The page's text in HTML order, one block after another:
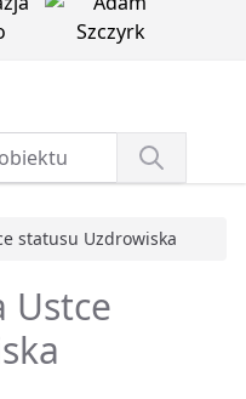
statusu Uzdrowiska
Ustce